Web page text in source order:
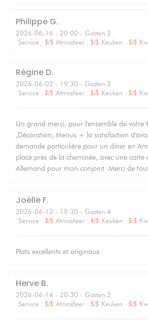
Philippe G
2026-06-16 - 20:00 - Gasten 2
Service : 5/5 Atmosfeer : 5/5 Keuken : 5/5
Régine D
2026-06-02 - 19:30 - Gasten 2
Service : 5/5 Atmosfeer : 5/5 Keuken : 5/5
Un grand merci, pour l'ensemble de votre
,Décoration, Menus + la satisfaction
demande particulière pour un diner en
place près de la cheminée, avec une carte
Allemand pour mon conjoint. Merci de
Joëlle F
2026-06-12 - 19:30 - Gasten 4
Service : 3/5 Atmosfeer : 4/5 Keuken : 5/5
Plats excellents et originaux
Herve B
2026-06-14 - 20:30 - Gasten 2
Service : 5/5 Atmosfeer : 5/5 Keuken : 5/5